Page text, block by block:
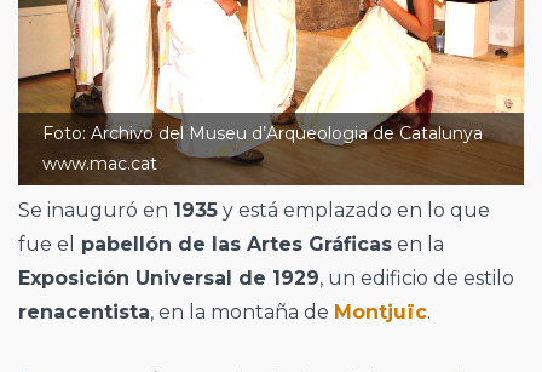
Foto: Archivo del Museu d’Arqueologia de Catalunya
www.mac.cat
Se inauguró en 1935 y está emplazado en lo que
fue el
pabellón de las Artes Gráficas en la
Exposición Universal de 1929, un edificio de estilo
renacentista, en la montaña de Montjuïc.